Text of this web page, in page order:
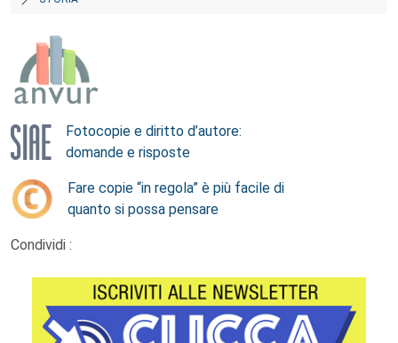
Fotocopie e diritto d’autore:
domande e risposte
Fare copie “in regola” è più facile di
quanto si possa pensare
Condividi :